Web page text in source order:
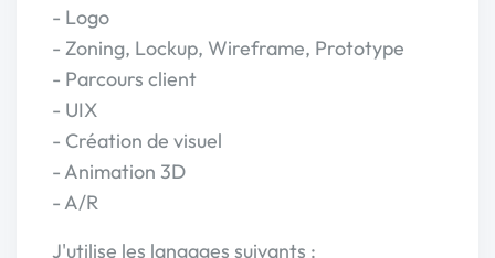
- Logo
- Zoning, Lockup, Wireframe, Prototype
- Parcours client
- UIX
- Création de visuel
- Animation 3D
- A/R
J'utilise les langages suivants :